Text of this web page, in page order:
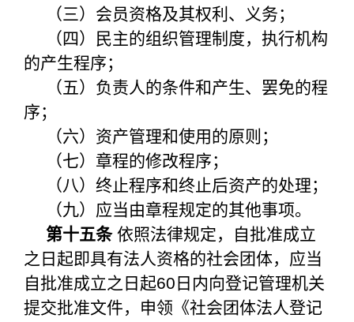
（三）会员资格及其权利、义务；
（四）民主的组织管理制度，执行机构
的产生程序；
（五）负责人的条件和产生、罢免的程
序；
（六）资产管理和使用的原则；
（七）章程的修改程序；
（八）终止程序和终止后资产的处理；
（九）应当由章程规定的其他事项。
第十五条依照法律规定，自批准成立
之日起即具有法人资格的社会团体，应当
自批准成立之日起60日内向登记管理机关
提交批准文件，申领《社会团体法人登记